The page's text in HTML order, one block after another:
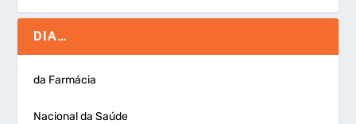
DIA…
da Farmácia
Nacional da Saúde